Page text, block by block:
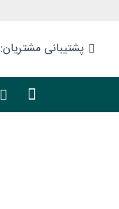
پشتیبانی مشتریان: 02188943480